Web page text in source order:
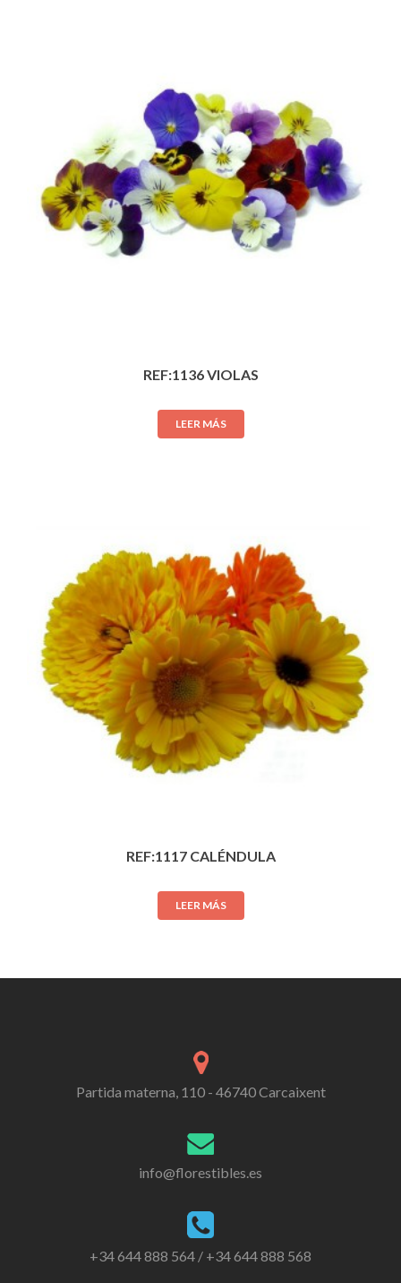
REF:1136 VIOLAS
LEER MÁS
REF:1117 CALÉNDULA
LEER MÁS
Partida materna, 110 - 46740 Carcaixent
info@florestibles.es
+34 644 888 564 / +34 644 888 568